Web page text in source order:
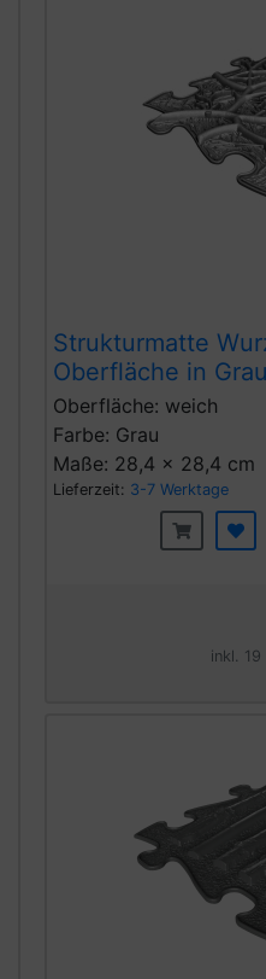
Strukturmatte
Oberfläche in Grau
Oberfläche: weich
Farbe: Grau
Maße: 28,4 x 28,4 cm
Lieferzeit: 3-7 Werktage
inkl. 19